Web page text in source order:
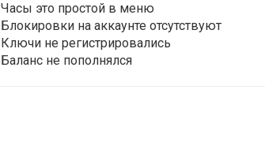
Часы это простой в меню
Блокировки на аккаунте отсутствуют
Ключи не регистрировались
Баланс не пополнялся